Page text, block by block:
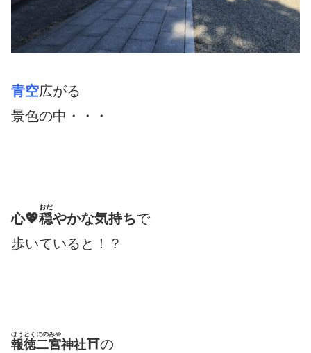
青空広がる
景色の中・・・
心💖穏
おだ
やかな気持ちで
歩いていると！？
報徳二宮
ほうとくにのみや
神社⛩の